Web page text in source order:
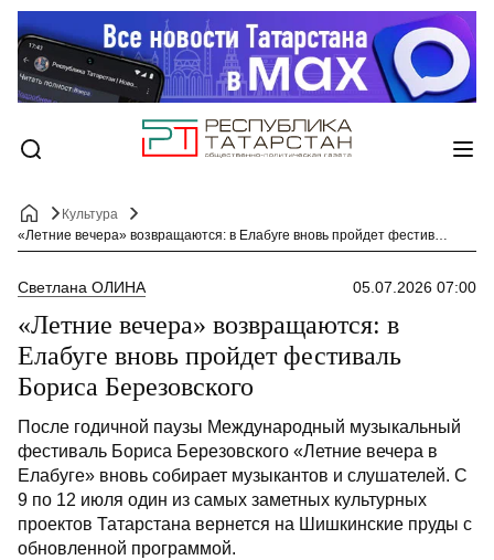
Культура
«Летние вечера» возвращаются: в Елабуге вновь пройдет фестиваль Бориса Березовского
Светлана ОЛИНА 05.07.2026 07:00
«Летние вечера» возвращаются: в
Елабуге вновь пройдет фестиваль
Бориса Березовского
После годичной паузы Международный музыкальный
фестиваль Бориса Березовского «Летние вечера в
Елабуге» вновь собирает музыкантов и слушателей. С
9 по 12 июля один из самых заметных культурных
проектов Татарстана вернется на Шишкинские пруды с
обновленной программой.